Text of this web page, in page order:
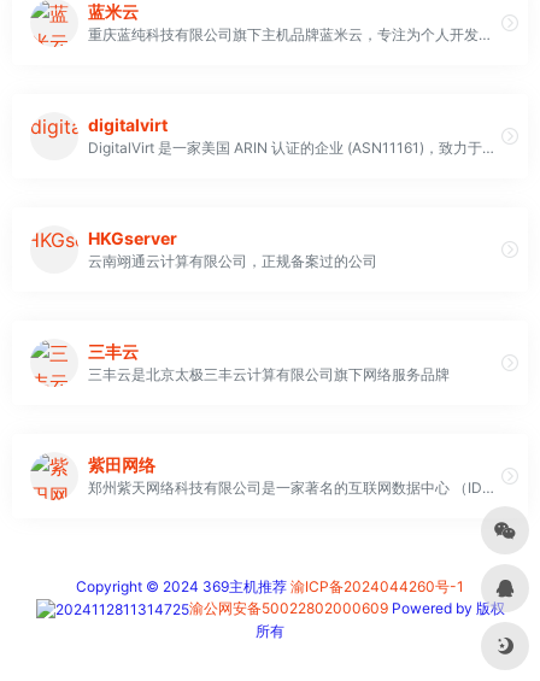
蓝米云
重庆蓝纯科技有限公司旗下主机品牌蓝米云，专注为个人开发者用户、中小型、大型企业用户提供一站式核心网络云端部署服务，促使用户云端部署化简为零，轻松快捷运用云计算。CYUN、蓝米主机等同属我司品牌，多年云计算领域服务经验，遍布亚太地区的海量节点为业务推进提供强大助力业务范围有：云主机、云电脑（拨号VPS）、云IP（动态HTTP代理IP和PPTP）、虚拟主机、服务器租用托管、机房大带宽，还有SSL证书、品牌宝、可信认证等增值业务
digitalvirt
DigitalVirt 是一家美国 ARIN 认证的企业 (ASN11161)，致力于为企业及个人用户提供优质的全球互联网基础业务与网络应用服务。我们提供稳定、安全、高性能的云计算服务，拥有多年的技术沉淀和多款产品构筑的 DigitalVirt 产品矩阵
HKGserver
云南翊通云计算有限公司，正规备案过的公司
三丰云
三丰云是北京太极三丰云计算有限公司旗下网络服务品牌
紫田网络
郑州紫天网络科技有限公司是一家著名的互联网数据中心 （IDC） 提供商，总部位于中国河南省郑州市。公司成立于 2005 年，以其可靠性和高质量的服务而迅速崛起为中国 IDC 服务行业前十强之一
Copyright © 2024 369主机推荐 渝ICP备2024044260号-1
渝公网安备50022802000609Powered by 版权
所有